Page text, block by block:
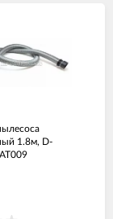
1.8м, D-